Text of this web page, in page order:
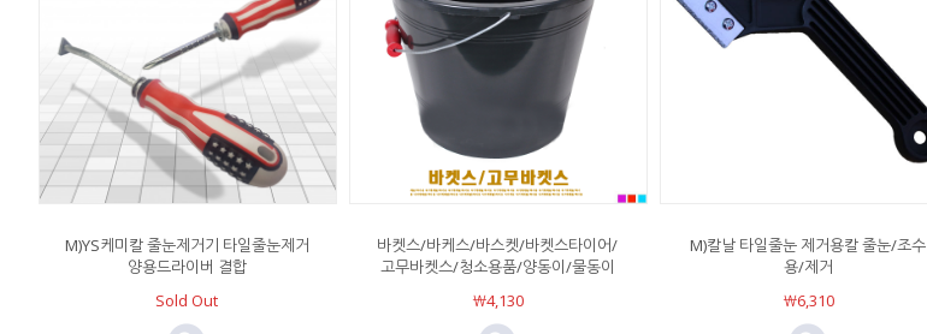
M)YS케미칼 줄눈제거기 타일줄눈제거
양용드라이버 결합
Sold Out
바켓스/바케스/바스켓/바켓스타이어/
고무바켓스/청소용품/양동이/물동이
￦4,130
M)칼날 타일줄눈 제거용칼 줄눈/조수
용/제거
￦6,310